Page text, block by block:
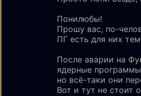
Понилюбы!
Прошу вас, по-
ПГ есть для них
После аварии на
ядерные
но всё-таки они
Вот и тут не стоит